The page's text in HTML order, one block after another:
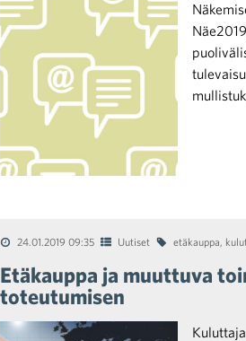
24.01.2019 09:35 Uutiset etäkauppa,
Etäkauppa ja muuttuva
toteutumisen
varautuminen
alalta
Kaupan liitossa